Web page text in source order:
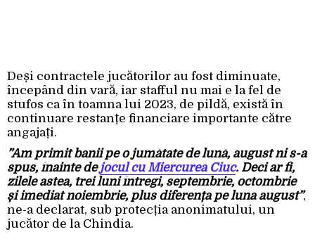
Deși contractele jucătorilor au fost diminuate,
începând din vară, iar stafful nu mai e la fel de
stufos ca în toamna lui 2023, de pildă, există în
continuare restanțe financiare importante către
angajați.
”Am primit banii pe o jumătate de lună, august ni s-a
spus, înainte dejocul cu Miercurea Ciuc. Deci ar fi,
zilele astea, trei luni întregi, septembrie, octombrie
și imediat noiembrie, plus diferența pe luna august”,
ne-a declarat, sub protecția anonimatului, un
jucător de la Chindia.